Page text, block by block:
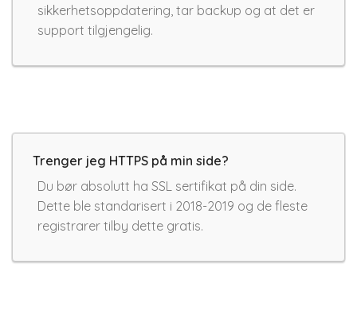
sikkerhetsoppdatering, tar backup og at det er
support tilgjengelig.
Trenger jeg HTTPS på min side?
Du bør absolutt ha SSL sertifikat på din side.
Dette ble standarisert i 2018-2019 og de fleste
registrarer tilby dette gratis.